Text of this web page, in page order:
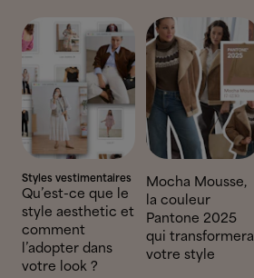
Styles vestimentaires
Qu’est-ce que le
style aesthetic et
comment
l’adopter dans
votre look ?
Mocha Mousse,
la couleur
Pantone 2025
qui transformera
votre style